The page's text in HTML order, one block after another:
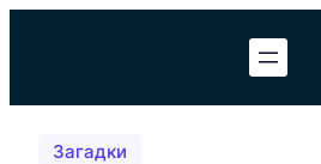
Загадки